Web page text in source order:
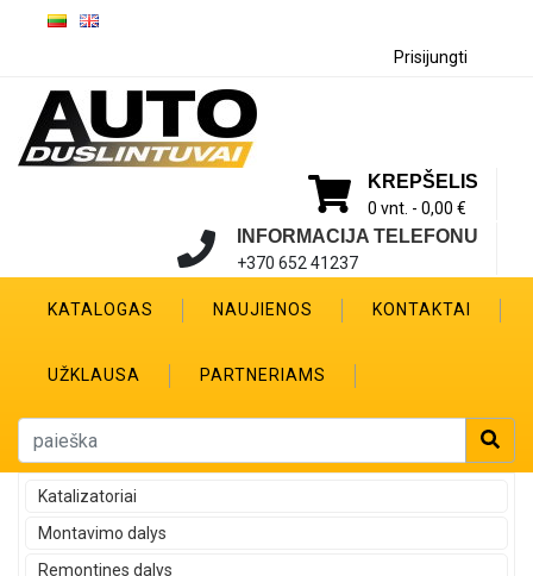
Prisijungti
KREPŠELIS
0 vnt. - 0,00 €
INFORMACIJA TELEFONU
+370 652 41237
KATALOGAS NAUJIENOS KONTAKTAI
UŽKLAUSA PARTNERIAMS
Katalizatoriai
Montavimo dalys
Remontines dalys